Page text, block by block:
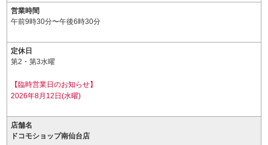
営業時間
午前9時30分〜午後6時30分
定休日
第2・第3水曜
【臨時営業日のお知らせ】
2026年8月12日(水曜)
店舗名
ドコモショップ南仙台店